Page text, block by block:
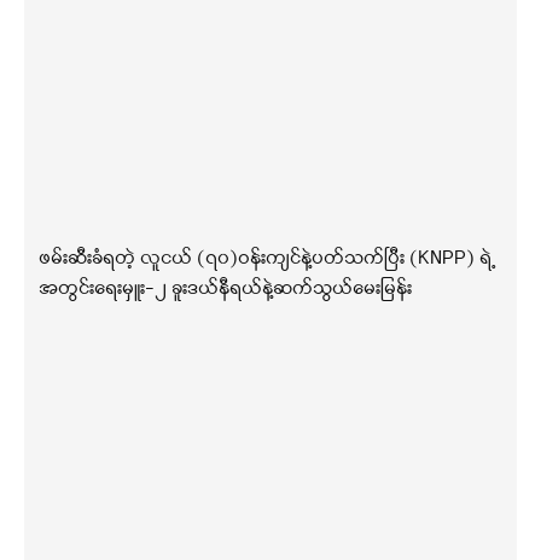
ဖမ်းဆီးခံရတဲ့ လူငယ် (၇၀)ဝန်းကျင်နဲ့ပတ်သက်ပြီး (KNPP) ရဲ့
အတွင်းရေးမှူး-၂ ခူးဒယ်နီရယ်နဲ့ဆက်သွယ်မေးမြန်း